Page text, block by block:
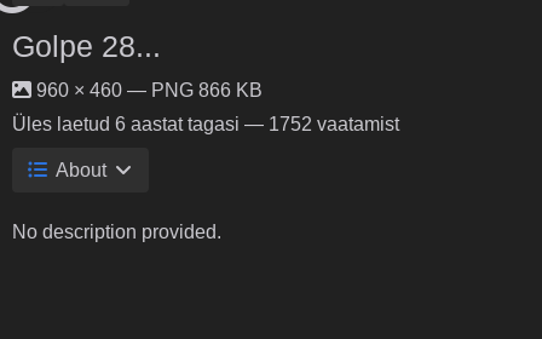
Golpe 28...
960 × 460 — PNG 866 KB
Üles laetud 6 aastat tagasi — 1752 vaatamist
About
No description provided.